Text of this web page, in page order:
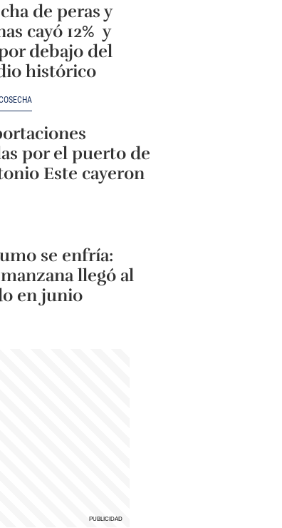
de peras y
cayó 12% y
debajo del
histórico
por el puerto de
Este cayeron
se enfría:
llegó al
en junio